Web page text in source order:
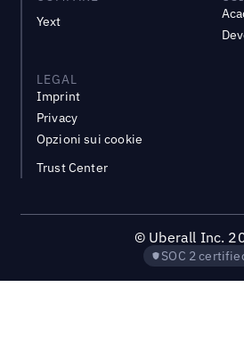
Yext
LEGAL
Imprint
Privacy
Opzioni sui cookie
Trust Center
© Uberall Inc.
SOC 2